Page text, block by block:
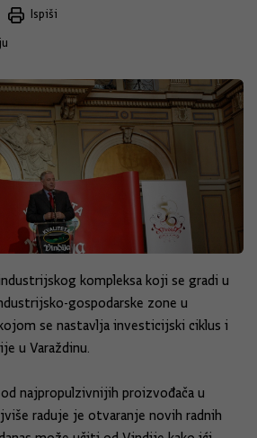
Ispiši
kompleksa koji se gradi u
gospodarske zone u
se nastavlja investicijski ciklus i
u Varaždinu.
najpropulzivnijih proizvođača u
raduje je otvaranje novih radnih